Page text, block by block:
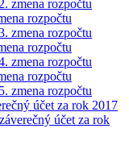
zmena rozpočtu
rozpočtu
zmena rozpočtu
rozpočtu
zmena rozpočtu
rozpočtu
zmena rozpočtu
účet za rok 2017
účet za rok